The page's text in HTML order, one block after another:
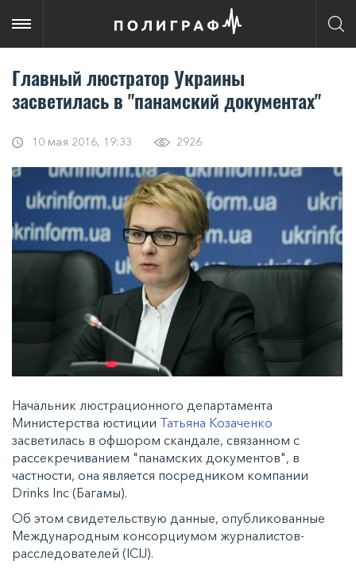
Главный люстратор Украины
засветилась в "панамский документах"
10 мая 2016, 19:33 2926
Начальник люстрационного департамента
Министерства юстиции Татьяна Козаченко
засветилась в офшором скандале, связанном с
рассекречиванием "панамских документов", в
частности, она является посредником компании
Drinks Inс (Багамы).
Об этом свидетельствую данные, опубликованные
Международным консорциумом журналистов-
расследователей (ICIJ).